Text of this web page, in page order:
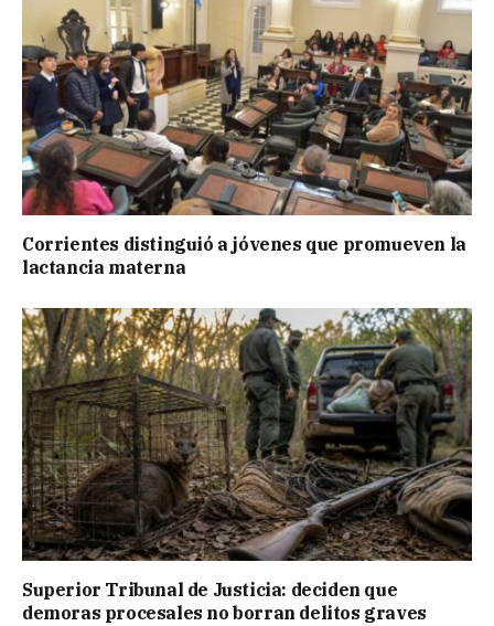
Corrientes distinguió a jóvenes que promueven la
lactancia materna
Superior Tribunal de Justicia: deciden que
demoras procesales no borran delitos graves